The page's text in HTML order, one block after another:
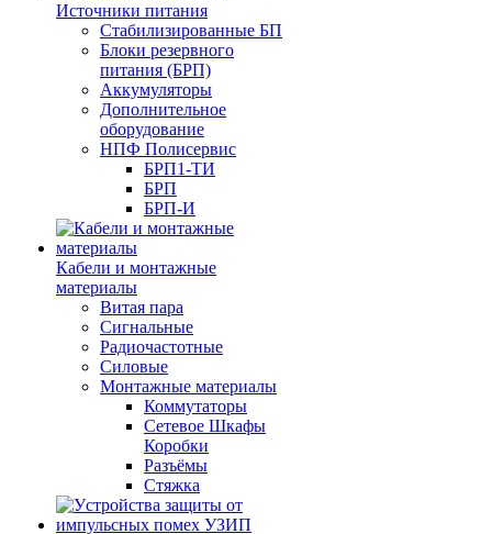
Источники питания
Стабилизированные БП
Блоки резервного
питания (БРП)
Аккумуляторы
Дополнительное
оборудование
НПФ Полисервис
БРП1-ТИ
БРП
БРП-И
Кабели и монтажные
материалы
Витая пара
Сигнальные
Радиочастотные
Силовые
Монтажные материалы
Коммутаторы
Сетевое Шкафы
Коробки
Разъёмы
Стяжка